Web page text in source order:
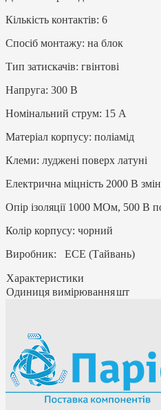
Кількість контактів: 6
Спосіб монтажу: на блок
Тип затискачів: гвінтові
Напруга: 300 В
Номінальний струм: 15 А
Матеріал корпусу: поліамід
Клеми: луджені поверх латуні
Електрична міцність 2000 В
Опір ізоляції 1000 МОм, 500 В
Колір корпусу: чорний
Виробник: ECE (Тайвань)
Характеристики
Одиниця вимірюванняшт